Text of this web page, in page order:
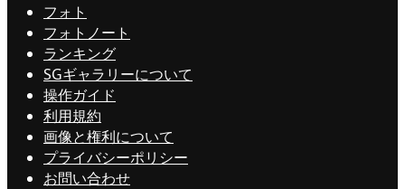
フォト
フォトノート
ランキング
SGギャラリーについて
操作ガイド
利用規約
画像と権利について
プライバシーポリシー
お問い合わせ